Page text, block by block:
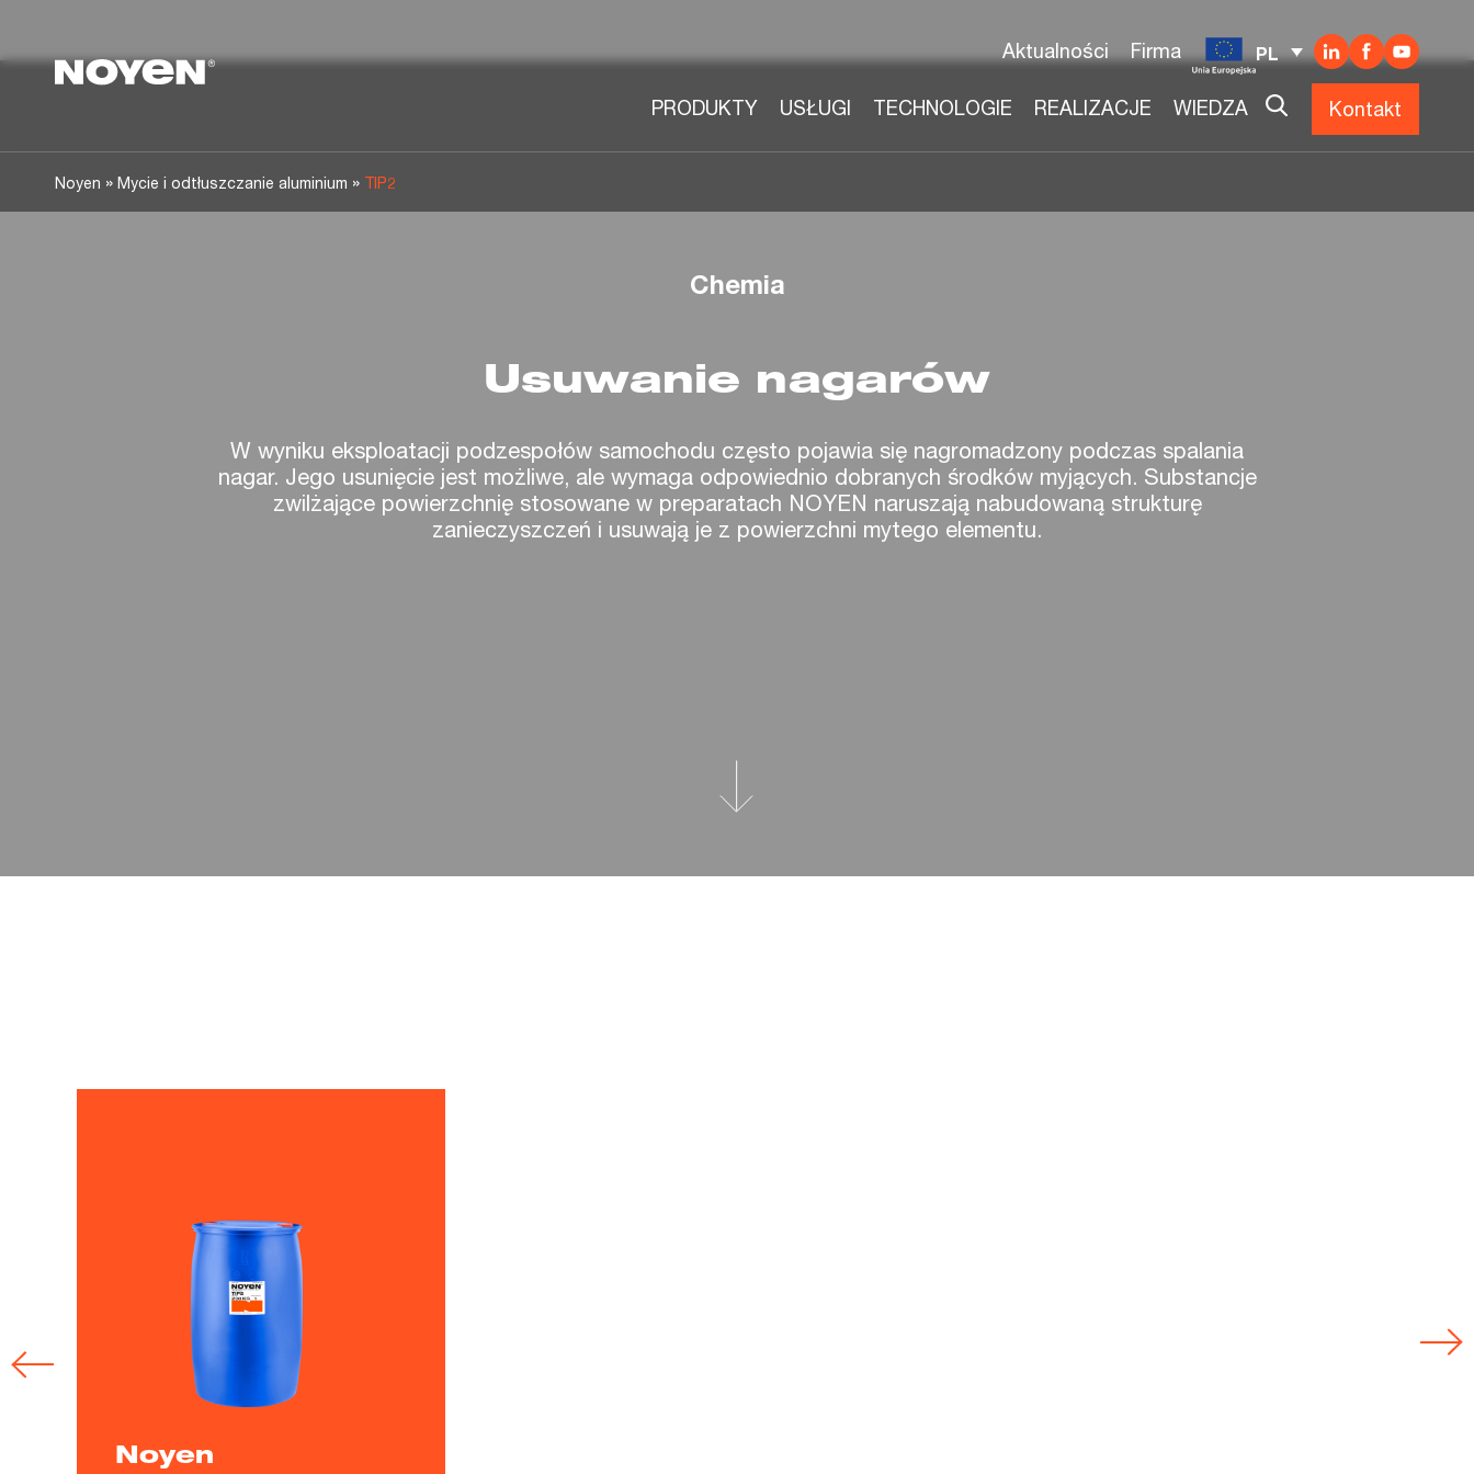
Noyen
Aktualności Firma PL
PRODUKTY USŁUGI TECHNOLOGIE REALIZACJE WIEDZA Kontakt
Noyen » Mycie i odtłuszczanie aluminium » TIP2
Chemia
Usuwanie nagarów
W wyniku eksploatacji podzespołów samochodu często pojawia się nagromadzony podczas spalania
nagar. Jego usunięcie jest możliwe, ale wymaga odpowiednio dobranych środków myjących. Substancje
zwilżające powierzchnię stosowane w preparatach NOYEN naruszają nabudowaną strukturę
zanieczyszczeń i usuwają je z powierzchni mytego elementu.
Poznaj nasze produkty
Noyen